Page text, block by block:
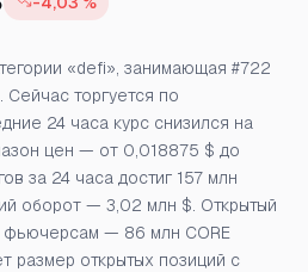
«defi», занимающая #722
Сейчас торгуется по
24 часа курс снизился на
цен — от 0,018875 $ до
за 24 часа достиг 157 млн
оборот — 3,02 млн $. Открытый
— 86 млн CORE
размер открытых позиций с